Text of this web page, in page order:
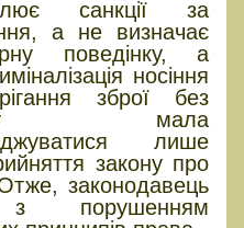
санкції за
а не визначає
поведінку, а
носіння
зброї без
мала
лише
закону про
законодавець
порушенням